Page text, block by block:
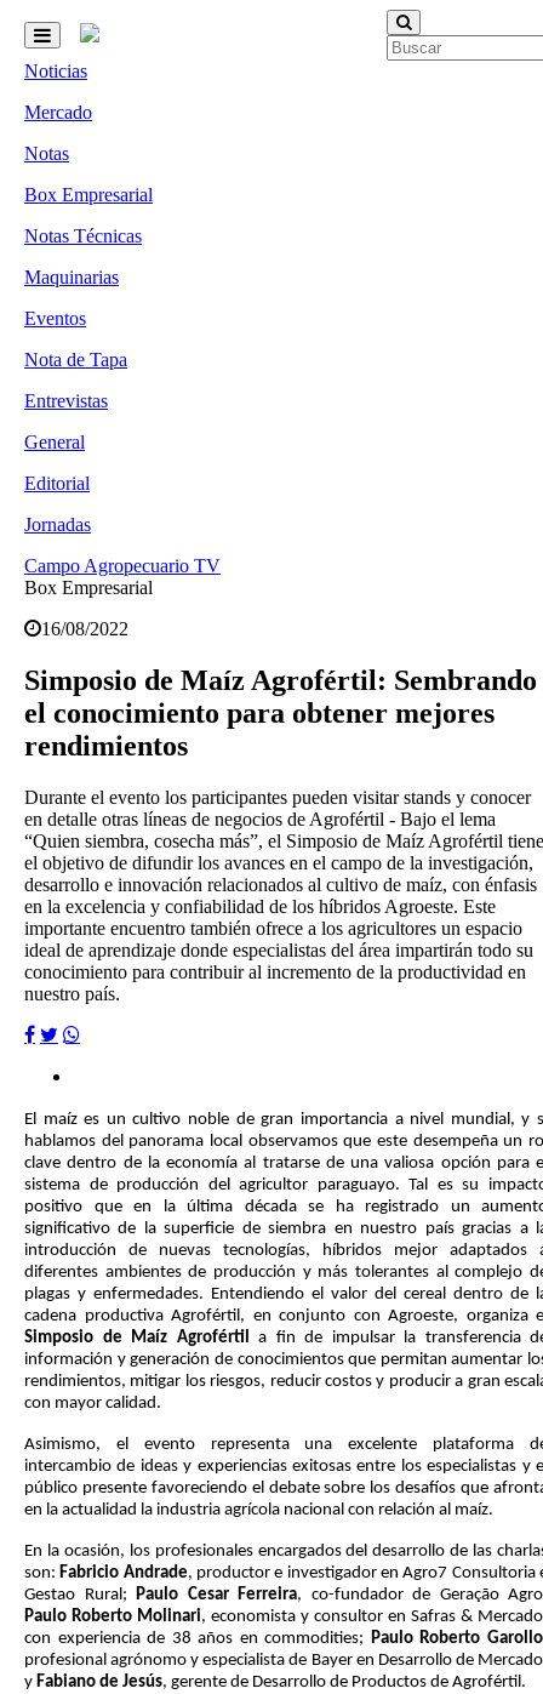
Noticias
Mercado
Notas
Box Empresarial
Notas Técnicas
Maquinarias
Eventos
Nota de Tapa
Entrevistas
General
Editorial
Jornadas
Campo Agropecuario TV
Box Empresarial
16/08/2022
Simposio de Maíz Agrofértil: Sembrando
el conocimiento para obtener mejores
rendimientos
Durante el evento los participantes pueden visitar stands y conocer
en detalle otras líneas de negocios de Agrofértil - Bajo el lema
“Quien siembra, cosecha más”, el Simposio de Maíz Agrofértil tiene
el objetivo de difundir los avances en el campo de la investigación,
desarrollo e innovación relacionados al cultivo de maíz, con énfasis
en la excelencia y confiabilidad de los híbridos Agroeste. Este
importante encuentro también ofrece a los agricultores un espacio
ideal de aprendizaje donde especialistas del área impartirán todo su
conocimiento para contribuir al incremento de la productividad en
nuestro país.
El maíz es un cultivo noble de gran importancia a nivel mundial, y
hablamos del panorama local observamos que este desempeña un
clave dentro de la economía al tratarse de una valiosa opción para
sistema de producción del agricultor paraguayo. Tal es su
positivo que en la última década se ha registrado un
significativo de la superficie de siembra en nuestro país gracias a
introducción de nuevas tecnologías, híbridos mejor adaptados
diferentes ambientes de producción y más tolerantes al complejo
plagas y enfermedades. Entendiendo el valor del cereal dentro de
cadena productiva Agrofértil, en conjunto con Agroeste, organiza
Simposio de Maíz Agrofértil
a fin de impulsar la transferencia
información y generación de conocimientos que permitan aumentar
rendimientos, mitigar los riesgos, reducir costos y producir a gran
con mayor calidad.
Asimismo, el evento representa una excelente plataforma
intercambio de ideas y experiencias exitosas entre los especialistas y
público presente favoreciendo el debate sobre los desafíos que
en la actualidad la industria agrícola nacional con relación al maíz.
En la ocasión, los profesionales encargados del desarrollo de las
son: Fabricio Andrade, productor e investigador en Agro7 Consultoria
Gestao Rural;
Paulo Cesar Ferreira, co-fundador de Geração
Paulo Roberto Molinari, economista y consultor en Safras &
con experiencia de 38 años en commodities; Paulo Roberto Garollo
profesional agrónomo y especialista de Bayer en Desarrollo de
y Fabiano de Jesús, gerente de Desarrollo de Productos de Agrofértil.